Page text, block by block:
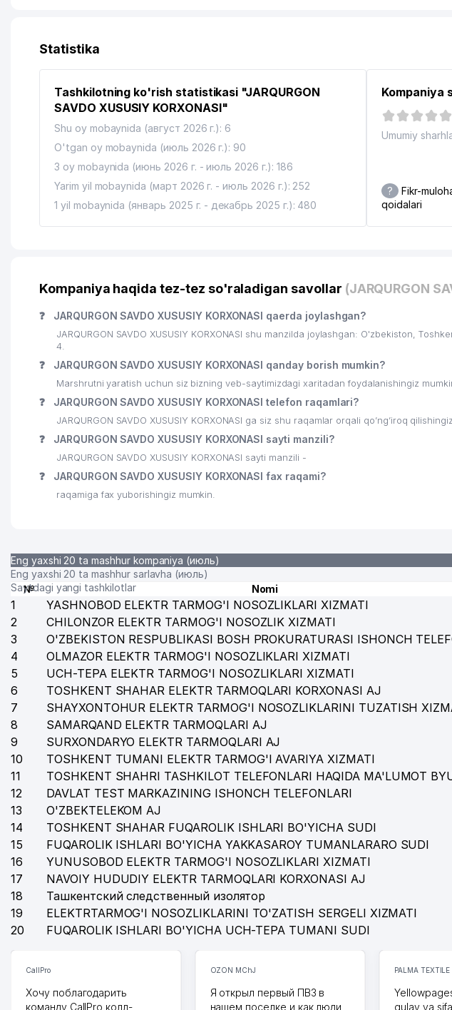
13 EMA CHINA TEXNIKA SERVICE MChJ
14 MAURIS CARS MChJ
DELTA OIL PLUS MChJ
GLOBAL MEDICAL CENTER MChJ
Statistika
Tashkilotning ko'rish statistikasi "JARQURGON
SAVDO XUSUSIY KORXONASI"
Shu oy mobaynida (август 2026 г.): 6
O'tgan oy mobaynida (июль 2026 г.): 90
3 oy mobaynida (июнь 2026 г. - июль 2026 г.): 186
Yarim yil mobaynida (март 2026 г. - июль 2026 г.): 252
1 yil mobaynida (январь 2025 г. - декабрь 2025 г.): 480
Kompaniya
Umumiy
?
Fikr-
qoidalari
Kompaniya haqida tez-tez so'raladigan savollar (JARQURGON
❓ JARQURGON SAVDO XUSUSIY KORXONASI qaerda joylashgan?
JARQURGON SAVDO XUSUSIY KORXONASI shu manzilda joylashgan: O'zbekiston,
4.
❓ JARQURGON SAVDO XUSUSIY KORXONASI qanday borish mumkin?
Marshrutni yaratish uchun siz bizning veb-saytimizdagi xaritadan foydalanishingiz
❓ JARQURGON SAVDO XUSUSIY KORXONASI telefon raqamlari?
JARQURGON SAVDO XUSUSIY KORXONASI ga siz shu raqamlar orqali qo’ng’iroq
❓ JARQURGON SAVDO XUSUSIY KORXONASI sayti manzili?
JARQURGON SAVDO XUSUSIY KORXONASI sayti manzili -
❓ JARQURGON SAVDO XUSUSIY KORXONASI fax raqami?
raqamiga fax yuborishingiz mumkin.
Eng yaxshi 20 ta mashhur kompaniya (июль)
Eng yaxshi 20 ta mashhur sarlavha (июль)
Saytdagi yangi tashkilotlar
№ Nomi
1 YASHNOBOD ELEKTR TARMOG'I NOSOZLIKLARI XIZMATI
2
CHILONZOR ELEKTR TARMOG'I NOSOZLIK XIZMATI
3
O'ZBEKISTON RESPUBLIKASI BOSH PROKURATURASI ISHONCH
4
OLMAZOR ELEKTR TARMOG'I NOSOZLIKLARI XIZMATI
5
UCH-TEPA ELEKTR TARMOG'I NOSOZLIKLARI XIZMATI
6
TOSHKENT SHAHAR ELEKTR TARMOQLARI KORXONASI AJ
7
SHAYXONTOHUR ELEKTR TARMOG'I NOSOZLIKLARINI TUZATISH
8
SAMARQAND ELEKTR TARMOQLARI AJ
9
SURXONDARYO ELEKTR TARMOQLARI AJ
10
TOSHKENT TUMANI ELEKTR TARMOG'I AVARIYA XIZMATI
11
TOSHKENT SHAHRI TASHKILOT TELEFONLARI HAQIDA MA'LUMOT
12
DAVLAT TEST MARKAZINING ISHONCH TELEFONLARI
13
O'ZBEKTELEKOM AJ
14
TOSHKENT SHAHAR FUQAROLIK ISHLARI BO'YICHA SUDI
15
FUQAROLIK ISHLARI BO'YICHA YAKKASAROY TUMANLARARO SUDI
16
YUNUSOBOD ELEKTR TARMOG'I NOSOZLIKLARI XIZMATI
17
NAVOIY HUDUDIY ELEKTR TARMOQLARI KORXONASI AJ
18
Ташкентский следственный изолятор
19
ELEKTRTARMOG'I NOSOZLIKLARINI TO'ZATISH SERGELI XIZMATI
20
FUQAROLIK ISHLARI BO'YICHA UCH-TEPA TUMANI SUDI
CallPro
Хочу поблагодарить
команду CallPro колл-
OZON MChJ
Я открыл первый ПВЗ в
нашем поселке и как люди
PALMA TEXTILE
qulay va